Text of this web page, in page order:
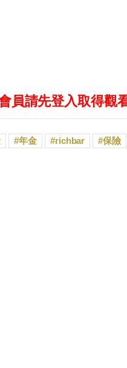
員請先登入取得觀
年金 richbar 保險